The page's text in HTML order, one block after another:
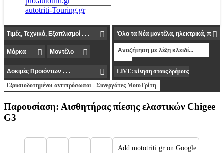
autotriti-Touring.gr
LIVE: κίνηση στους δρόμους
Εξουσιοδοτημένοι αντιπρόσωποι - Συνεργάτες MotoΤρίτη
Παρουσίαση: Αισθητήρας πίεσης ελαστικών Chigee
G3
Add mototriti.gr on Google